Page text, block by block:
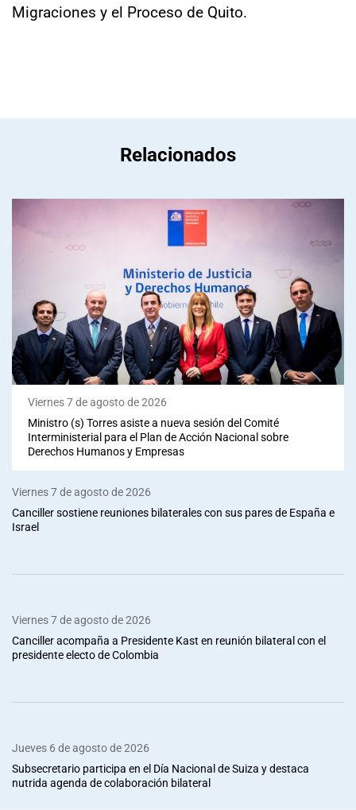
Migraciones y el Proceso de Quito.
Relacionados
Viernes 7 de agosto de 2026
Ministro (s) Torres asiste a nueva sesión del Comité
Interministerial para el Plan de Acción Nacional sobre
Derechos Humanos y Empresas
Viernes 7 de agosto de 2026
Canciller sostiene reuniones bilaterales con sus pares de España e
Israel
Viernes 7 de agosto de 2026
Canciller acompaña a Presidente Kast en reunión bilateral con el
presidente electo de Colombia
Jueves 6 de agosto de 2026
Subsecretario participa en el Día Nacional de Suiza y destaca
nutrida agenda de colaboración bilateral